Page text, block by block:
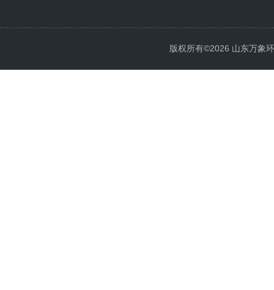
版权所有©2026 山东万象